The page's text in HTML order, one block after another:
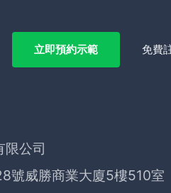
立即預約示範 免費
限公司
號威勝商業大廈5樓510室